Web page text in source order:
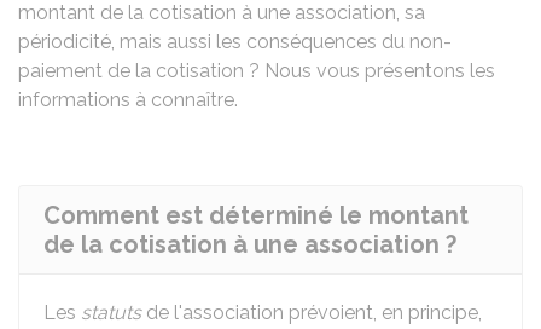
montant de la cotisation à une association, sa
périodicité, mais aussi les conséquences du non-
paiement de la cotisation ? Nous vous présentons les
informations à connaître.
Comment est déterminé le montant
de la cotisation à une association ?
Les statutsde l'association prévoient, en principe,